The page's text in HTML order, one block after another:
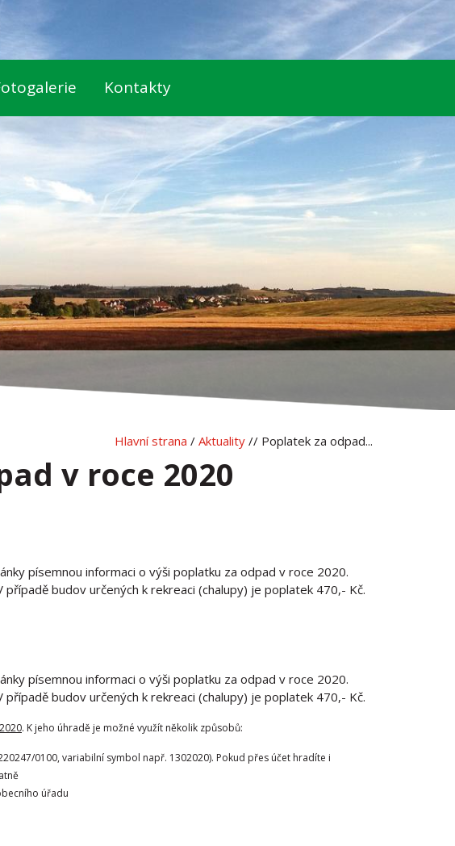
Kontakty
Hlavní strana / Aktuality // Poplatek za odpad...
v roce 2020
písemnou informaci o výši poplatku za odpad v roce 2020.
budov určených k rekreaci (chalupy) je poplatek 470,- Kč.
písemnou informaci o výši poplatku za odpad v roce 2020.
budov určených k rekreaci (chalupy) je poplatek 470,- Kč.
. K jeho úhradě je možné využít několik způsobů:
0100, variabilní symbol např. 1302020). Pokud přes účet hradíte i
úřadu